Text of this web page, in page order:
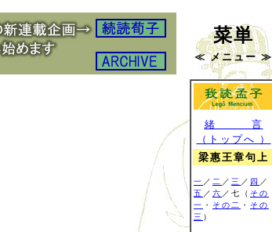
菜単
≪ メニュー ≫
緒 言
（トップへ ）
梁惠王章句上
一 ／ 二 ／ 三 ／ 四 ／
五 ／ 六 ／七（ その
一 ・ その二 ・ その
三 ）